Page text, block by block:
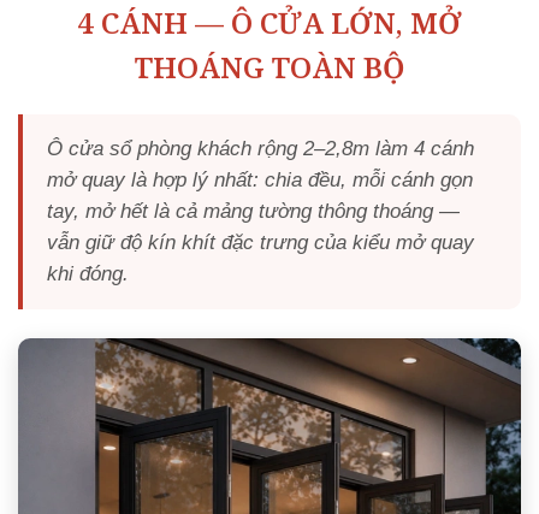
4 CÁNH — Ô CỬA LỚN, MỞ
THOÁNG TOÀN BỘ
Ô cửa sổ phòng khách rộng 2–2,8m làm 4 cánh
mở quay là hợp lý nhất: chia đều, mỗi cánh gọn
tay, mở hết là cả mảng tường thông thoáng —
vẫn giữ độ kín khít đặc trưng của kiểu mở quay
khi đóng.